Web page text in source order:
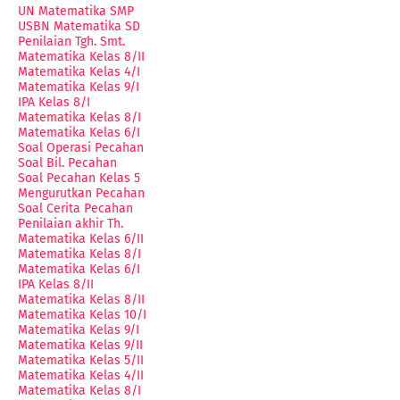
UN Matematika SMP
USBN Matematika SD
Penilaian Tgh. Smt.
Matematika Kelas 8/II
Matematika Kelas 4/I
Matematika Kelas 9/I
IPA Kelas 8/I
Matematika Kelas 8/I
Matematika Kelas 6/I
Soal Operasi Pecahan
Soal Bil. Pecahan
Soal Pecahan Kelas 5
Mengurutkan Pecahan
Soal Cerita Pecahan
Penilaian akhir Th.
Matematika Kelas 6/II
Matematika Kelas 8/I
Matematika Kelas 6/I
IPA Kelas 8/II
Matematika Kelas 8/II
Matematika Kelas 10/I
Matematika Kelas 9/I
Matematika Kelas 9/II
Matematika Kelas 5/II
Matematika Kelas 4/II
Matematika Kelas 8/I